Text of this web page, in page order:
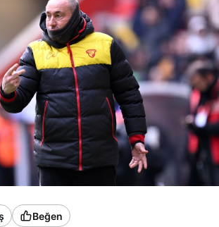
Beğen